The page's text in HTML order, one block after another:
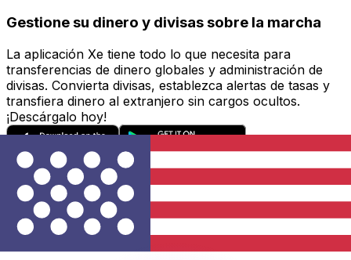
Gestione su dinero y divisas sobre la marcha
La aplicación Xe tiene todo lo que necesita para
transferencias de dinero globales y administración de
divisas. Convierta divisas, establezca alertas de tasas y
transfiera dinero al extranjero sin cargos ocultos.
¡Descárgalo hoy!